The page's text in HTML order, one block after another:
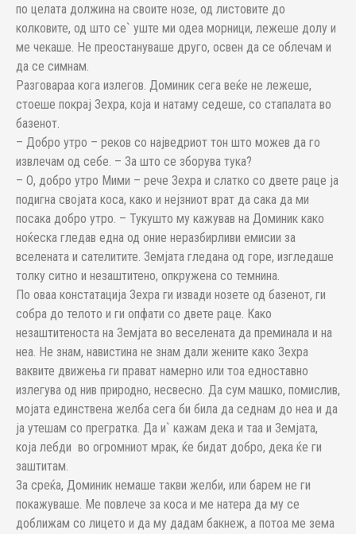
по целата должина на своите нозе, од листовите до
колковите, од што се` уште ми одеа морници, лежеше долу и
ме чекаше. Не преостануваше друго, освен да се облечам и
да се симнам.
Разговараа кога излегов. Доминик сега веќе не лежеше,
стоеше покрај Зехра, која и натаму седеше, со стапалата во
базенот.
– Добро утро – реков со најведриот тон што можев да го
извлечам од себе. – За што се зборува тука?
– О, добро утро Мими – рече Зехра и слатко со двете раце ја
подигна својата коса, како и нејзниот врат да сака да ми
посака добро утро. – Тукушто му кажував на Доминик како
ноќеска гледав една од оние неразбирливи емисии за
вселената и сателитите. Земјата гледана од горе, изгледаше
толку ситно и незаштитено, опкружена со темнина.
По оваа констатација Зехра ги извади нозете од базенот, ги
собра до телото и ги опфати со двете раце. Како
незаштитеноста на Земјата во веселената да преминала и на
неа. Не знам, навистина не знам дали жените како Зехра
ваквите движења ги прават намерно или тоа едноставно
излегува од нив природно, несвесно. Да сум машко, помислив,
мојата единствена желба сега би била да седнам до неа и да
ја утешам со прегратка. Да и` кажам дека и таа и Земјата,
која лебди во огромниот мрак, ќе бидат добро, дека ќе ги
заштитам.
За среќа, Доминик немаше такви желби, или барем не ги
покажуваше. Ме повлече за коса и ме натера да му се
доближам со лицето и да му дадам бакнеж, а потоа ме зема